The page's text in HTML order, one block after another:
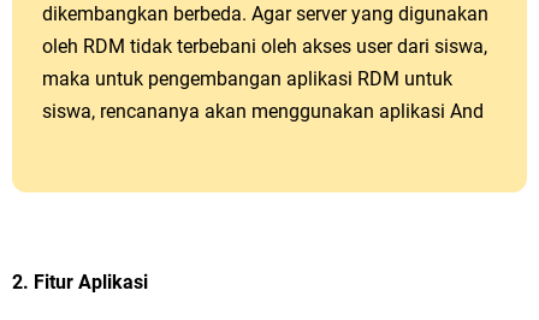
dikembangkan berbeda. Agar server yang digunakan
oleh RDM tidak terbebani oleh akses user dari siswa,
maka untuk pengembangan aplikasi RDM untuk
siswa, rencananya akan menggunakan aplikasi And
2. Fitur Aplikasi